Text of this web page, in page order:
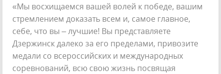
«Мы восхищаемся вашей волей к победе, вашим
стремлением доказать всем и, самое главное,
себе, что вы – лучшие! Вы представляете
Дзержинск далеко за его пределами, привозите
медали со всероссийских и международных
соревнований, всю свою жизнь посвящая